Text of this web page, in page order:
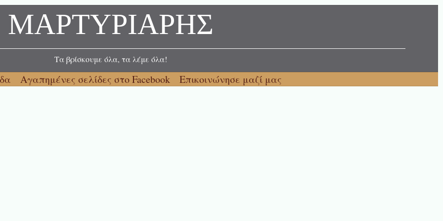
ΜΑΡΤΥΡΙΑΡΗΣ
Τα βρίσκουμε όλα, τα λέμε όλα!
Αγαπημένες σελίδες στο Facebook Επικοινώνησε μαζί μας